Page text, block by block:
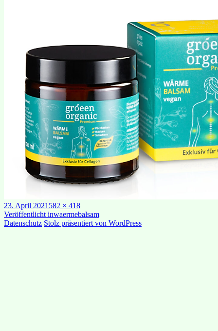
Veröffentlicht
am
23. April 2021 Originalgröße
582 × 418
Beitragsnavigation
Veröffentlicht inwaermebalsam
Datenschutz Stolz präsentiert von WordPress